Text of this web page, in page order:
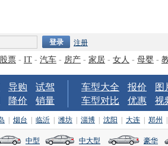
注册
股票 - IT - 汽车 - 房产 - 家居 - 女人 - 母婴 -
导购
试驾
降价 销量
车型大全 报价 图
车型对比
优惠 视
烟台 临沂 潍坊 淄博 沈阳 大连 郑州
中型 中大型 豪华